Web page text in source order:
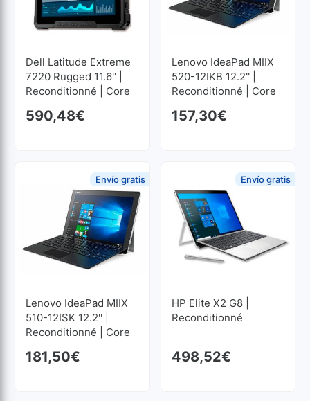
Dell Latitude Extreme
7220 Rugged 11.6'' |
Reconditionné | Core
256 GB SSD M2
590,48€
Lenovo IdeaPad MIIX
520-12IKB 12.2'' |
Reconditionné | Core
| 128 GB SSD M2
157,30€
Lenovo IdeaPad MIIX
510-12ISK 12.2'' |
Reconditionné | Core
| 256 GB SSD M2
181,50€
Envío gratis
HP Elite X2 G8 |
Reconditionné
498,52€
Envío gratis